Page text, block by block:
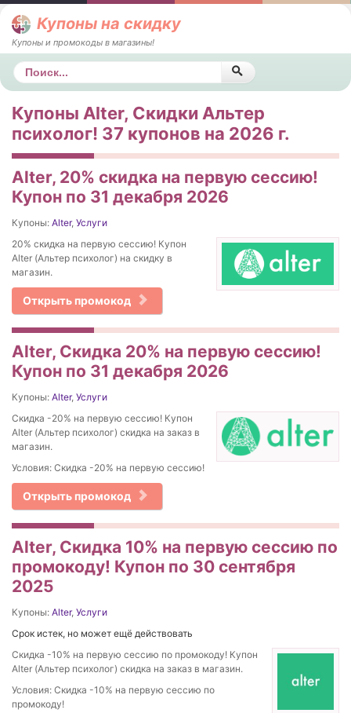
Купоны на скидку
Купоны и промокоды в магазины!
Поиск
Купоны Alter, Скидки Альтер
психолог! 37 купонов на 2026 г.
Alter, 20% скидка на первую сессию!
Купон по 31 декабря 2026
Купоны: Alter, Услуги
20% скидка на первую сессию! Купон
Alter (Альтер психолог) на скидку в
магазин.
Открыть промокод
Alter, Скидка 20% на первую сессию!
Купон по 31 декабря 2026
Купоны: Alter, Услуги
Скидка -20% на первую сессию! Купон
Alter (Альтер психолог) скидка на заказ в
магазин.
Условия: Скидка -20% на первую сессию!
Открыть промокод
Alter, Скидка 10% на первую сессию по
промокоду! Купон по 30 сентября
2025
Купоны: Alter, Услуги
Срок истек, но может ещё действовать
Скидка -10% на первую сессию по промокоду! Купон
Alter (Альтер психолог) скидка на заказ в магазин.
Условия: Скидка -10% на первую сессию по
промокоду!